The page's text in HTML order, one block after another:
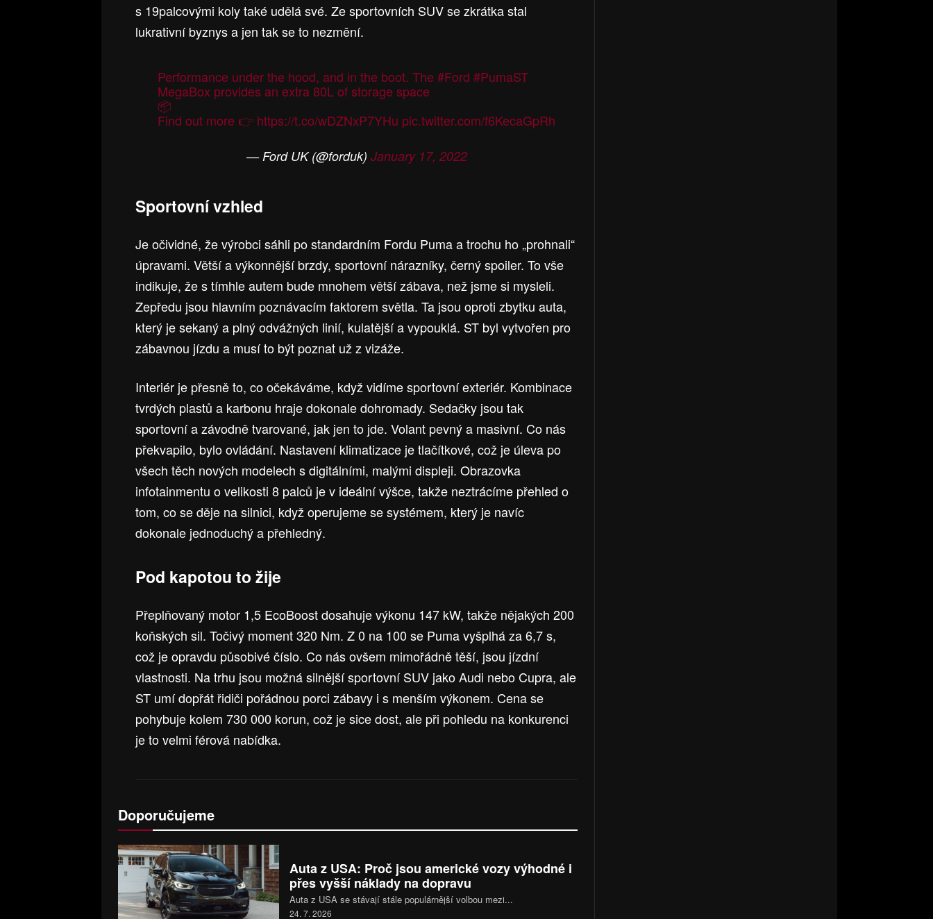
s 19palcovými koly také udělá své. Ze sportovních SUV se zkrátka stal
lukrativní byznys a jen tak se to nezmění.
Performance under the hood, and in the boot. The #Ford #PumaST
MegaBox provides an extra 80L of storage space
📦
Find out more 👉 https://t.co/wDZNxP7YHu pic.twitter.com/f6KecaGpRh
— Ford UK (@forduk) January 17, 2022
Sportovní vzhled
Je očividné, že výrobci sáhli po standardním Fordu Puma a trochu ho „prohnali“
úpravami. Větší a výkonnější brzdy, sportovní nárazníky, černý spoiler. To vše
indikuje, že s tímhle autem bude mnohem větší zábava, než jsme si mysleli.
Zepředu jsou hlavním poznávacím faktorem světla. Ta jsou oproti zbytku auta,
který je sekaný a plný odvážných linií, kulatější a vypouklá. ST byl vytvořen pro
zábavnou jízdu a musí to být poznat už z vizáže.
Interiér je přesně to, co očekáváme, když vidíme sportovní exteriér. Kombinace
tvrdých plastů a karbonu hraje dokonale dohromady. Sedačky jsou tak
sportovní a závodně tvarované, jak jen to jde. Volant pevný a masivní. Co nás
překvapilo, bylo ovládání. Nastavení klimatizace je tlačítkové, což je úleva po
všech těch nových modelech s digitálními, malými displeji. Obrazovka
infotainmentu o velikosti 8 palců je v ideální výšce, takže neztrácíme přehled o
tom, co se děje na silnici, když operujeme se systémem, který je navíc
dokonale jednoduchý a přehledný.
Pod kapotou to žije
Přeplňovaný motor 1,5 EcoBoost dosahuje výkonu 147 kW, takže nějakých 200
koňských sil. Točivý moment 320 Nm. Z 0 na 100 se Puma vyšplhá za 6,7 s,
což je opravdu působivé číslo. Co nás ovšem mimořádně těší, jsou jízdní
vlastnosti. Na trhu jsou možná silnější sportovní SUV jako Audi nebo Cupra, ale
ST umí dopřát řidiči pořádnou porci zábavy i s menším výkonem. Cena se
pohybuje kolem 730 000 korun, což je sice dost, ale při pohledu na konkurenci
je to velmi férová nabídka.
Doporučujeme
Auta z USA: Proč jsou americké vozy výhodné i
přes vyšší náklady na dopravu
Auta z USA se stávají stále populárnější volbou mezi...
24. 7. 2026